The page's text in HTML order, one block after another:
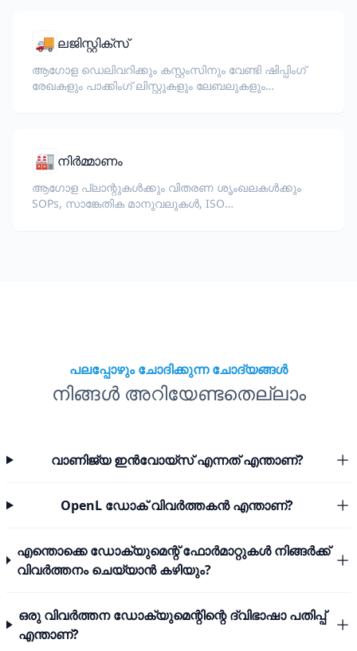
🚚 ലജിസ്റ്റിക്‌സ്
ആഗോള ഡെലിവറിക്കും കസ്റ്റംസിനും വേണ്ടി ഷിപ്പിംഗ്
രേഖകളും പാക്കിംഗ് ലിസ്റ്റുകളും ലേബലുകളും
🏭 നിർമ്മാണം
ആഗോള പ്ലാന്റുകൾക്കും വിതരണ ശൃംഖലകൾക്കും
SOPs, സാങ്കേതിക മാനുവലുകൾ, ISO
പലപ്പോഴും ചോദിക്കുന്ന ചോദ്യങ്ങൾ
നിങ്ങൾ അറിയേണ്ടതെല്ലാം
വാണിജ്യ ഇൻവോയ്സ് എന്നത് എന്താണ്?
OpenL ഡോക് വിവർത്തകൻ എന്താണ്?
എന്തൊക്കെ ഡോക്യുമെന്റ് ഫോർമാറ്റുകൾ നിങ്ങർക്ക്
വിവർത്തനം ചെയ്യാൻ കഴിയും?
ഒരു വിവർത്തന ഡോക്യുമെന്റിന്റെ ദ്വിഭാഷാ പതിപ്പ്
എന്താണ്?